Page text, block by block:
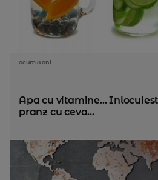
acum 8 ani
Apa cu vitamine...
pranz cu ceva...